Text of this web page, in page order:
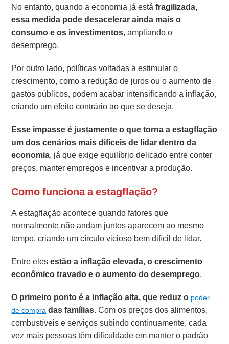
No entanto, quando a economia já estáfragilizada,
essa medida pode desacelerar ainda mais o
consumo e os investimentos, ampliando o
desemprego.
Por outro lado, políticas voltadas a estimular o
crescimento, como a redução de juros ou o aumento de
gastos públicos, podem acabar intensificando a inflação,
criando um efeito contrário ao que se deseja.
Esse impasse é justamente o que torna a estagflação
um dos cenários mais difíceis de lidar dentro da
economia, já que exige equilíbrio delicado entre conter
preços, manter empregos e incentivar a produção.
Como funciona a estagflação?
A estagflação acontece quando fatores que
normalmente não andam juntos aparecem ao mesmo
tempo, criando um círculo vicioso bem difícil de lidar.
Entre elesestão a inflação elevada, o crescimento
econômico travado e o aumento do desemprego.
O primeiro ponto é a inflação alta, que reduz o poder
de compra das famílias. Com os preços dos alimentos,
combustíveis e serviços subindo continuamente, cada
vez mais pessoas têm dificuldade em manter o padrão